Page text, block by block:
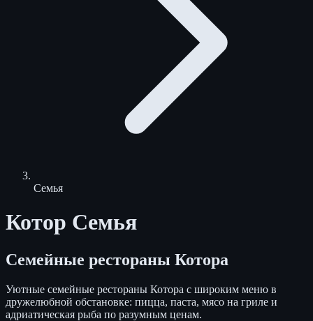
Семья
Котор Семья
Семейные рестораны Котора
Уютные семейные рестораны Котора с широким меню в
дружелюбной обстановке: пицца, паста, мясо на гриле и
адриатическая рыба по разумным ценам.